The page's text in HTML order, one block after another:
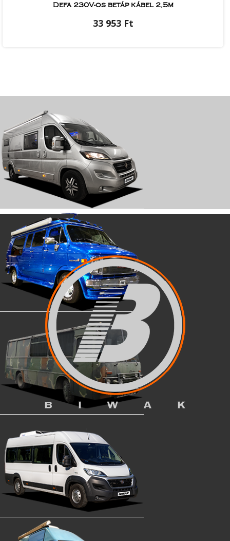
Defa 230V-os betáp kábel 2,5m
33 953 Ft